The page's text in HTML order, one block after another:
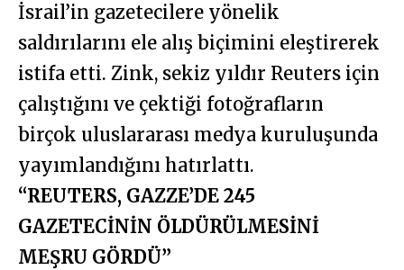
İsrail’in gazetecilere yönelik
saldırılarını ele alış biçimini eleştirerek
istifa etti. Zink, sekiz yıldır Reuters için
çalıştığını ve çektiği fotoğrafların
birçok uluslararası medya kuruluşunda
yayımlandığını hatırlattı.
“REUTERS, GAZZE’DE 245
GAZETECİNİN ÖLDÜRÜLMESİNİ
MEŞRU GÖRDÜ”